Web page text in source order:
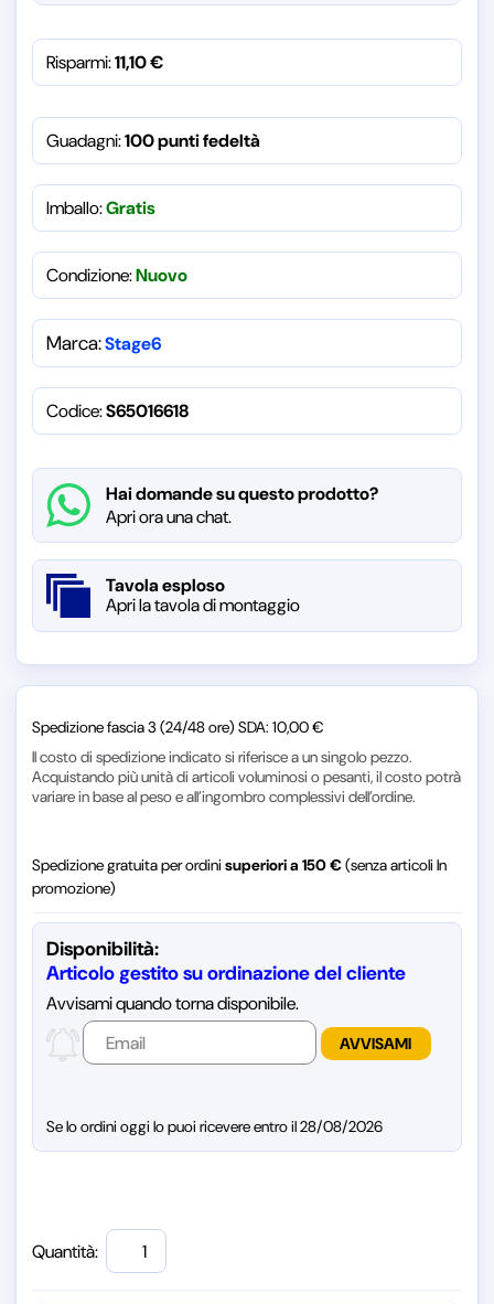
Risparmi:11,10€
Guadagni:100 punti fedeltà
Imballo:Gratis
Condizione:Nuovo
Marca:Stage6
Codice:S65016618
Hai domande su questo prodotto?
Apri ora una chat.
Tavola esploso
Apri la tavola di montaggio
Spedizione fascia 3 (24/48 ore) SDA: 10,00 €
Il costo di spedizione indicato si riferisce a un singolo pezzo.
Acquistando più unità di articoli voluminosi o pesanti, il costo potrà
variare in base al peso e all’ingombro complessivi dell’ordine.
Spedizione gratuita per ordinisuperiori a 150 €(senza articoli In
promozione)
Disponibilità:
Articolo gestito su ordinazione del cliente
Avvisami quando torna disponibile.
Se lo ordini oggi lo puoi ricevere entro il 28/08/2026
Quantità: